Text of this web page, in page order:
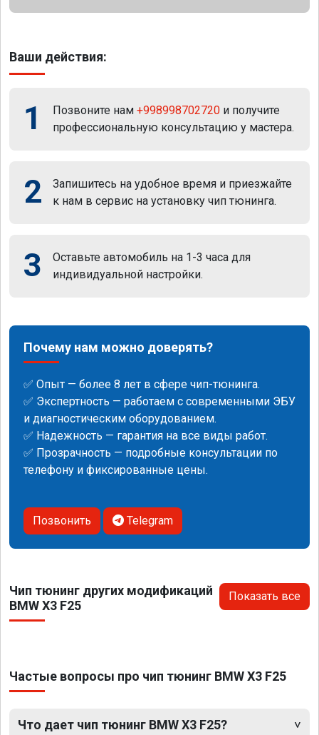
Ваши действия:
1 Позвоните нам +998998702720 и получите
профессиональную консультацию у мастера.
2
Запишитесь на удобное время и приезжайте
к нам в сервис на установку чип тюнинга.
3
Оставьте автомобиль на 1-3 часа для
индивидуальной настройки.
Почему нам можно доверять?
✅ Опыт — более 8 лет в сфере чип-тюнинга.
✅ Экспертность — работаем с современными ЭБУ
и диагностическим оборудованием.
✅ Надежность — гарантия на все виды работ.
✅ Прозрачность — подробные консультации по
телефону и фиксированные цены.
Позвонить Telegram
Чип тюнинг других модификаций
BMW X3 F25
Показать все
Частые вопросы про чип тюнинг BMW X3 F25
Что дает чип тюнинг BMW X3 F25?